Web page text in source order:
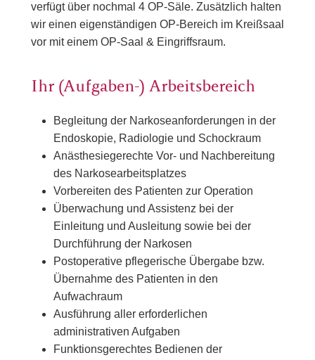
verfügt über nochmal 4 OP-Säle. Zusätzlich halten
wir einen eigenständigen OP-Bereich im Kreißsaal
vor mit einem OP-Saal & Eingriffsraum.
Ihr (Aufgaben-) Arbeitsbereich
Begleitung der Narkoseanforderungen in der
Endoskopie, Radiologie und Schockraum
Anästhesiegerechte Vor- und Nachbereitung
des Narkosearbeitsplatzes
Vorbereiten des Patienten zur Operation
Überwachung und Assistenz bei der
Einleitung und Ausleitung sowie bei der
Durchführung der Narkosen
Postoperative pflegerische Übergabe bzw.
Übernahme des Patienten in den
Aufwachraum
Ausführung aller erforderlichen
administrativen Aufgaben
Funktionsgerechtes Bedienen der